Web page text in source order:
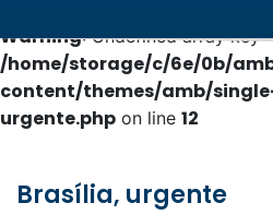
Warning: Undefined array key
/home/storage/c/6e/0b/
content/themes/amb/
urgente.php on line 12
Brasília, urgente